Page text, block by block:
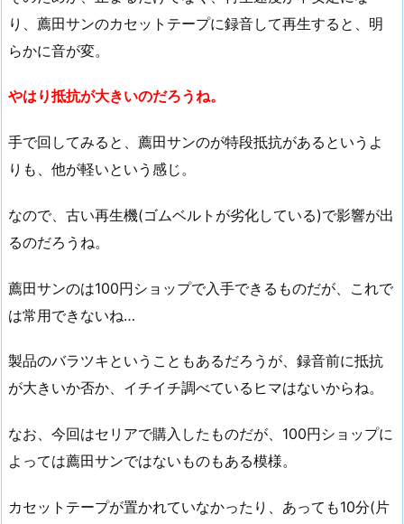
り、薦田サンのカセットテープに録音して再生すると、明
らかに音が変。
やはり抵抗が大きいのだろうね。
手で回してみると、薦田サンのが特段抵抗があるというよ
りも、他が軽いという感じ。
なので、古い再生機(ゴムベルトが劣化している)で影響が出
るのだろうね。
薦田サンのは100円ショップで入手できるものだが、これで
は常用できないね…
製品のバラツキということもあるだろうが、録音前に抵抗
が大きいか否か、イチイチ調べているヒマはないからね。
なお、今回はセリアで購入したものだが、100円ショップに
よっては薦田サンではないものもある模様。
カセットテープが置かれていなかったり、あっても10分(片